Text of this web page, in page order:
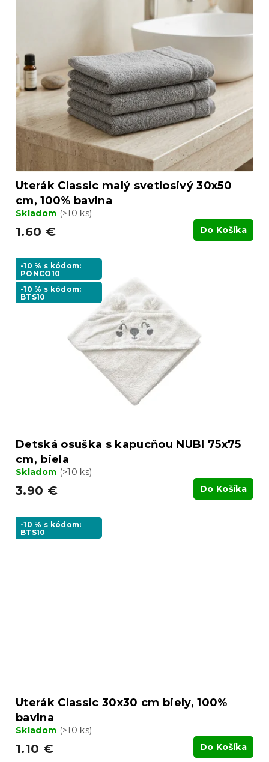
Uterák Classic malý svetlosivý 30x50
cm, 100% bavlna
Skladom (>10 ks)
1.60 € Do Košíka
-10 % s kódom:
PONCO10
-10 % s kódom:
BTS10
Detská osuška s kapucňou NUBI 75x75
cm, biela
Skladom (>10 ks)
3.90 € Do Košíka
-10 % s kódom:
BTS10
Uterák Classic 30x30 cm biely, 100%
bavlna
Skladom (>10 ks)
1.10 € Do Košíka